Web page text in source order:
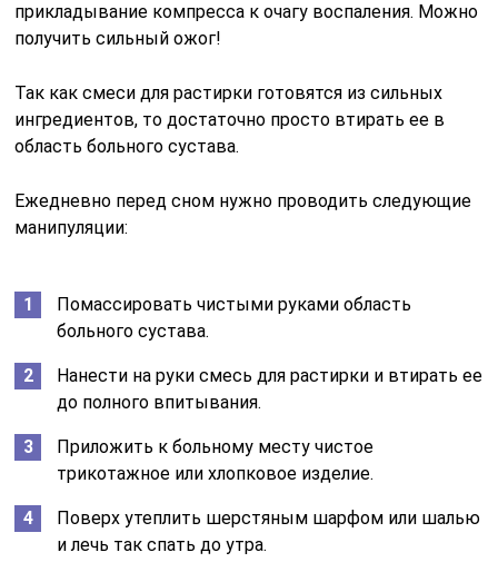
прикладывание компресса к очагу воспаления. Можно
получить сильный ожог!
Так как смеси для растирки готовятся из сильных
ингредиентов, то достаточно просто втирать ее в
область больного сустава.
Ежедневно перед сном нужно проводить следующие
манипуляции:
Помассировать чистыми руками область
больного сустава.
Нанести на руки смесь для растирки и втирать ее
до полного впитывания.
Приложить к больному месту чистое
трикотажное или хлопковое изделие.
Поверх утеплить шерстяным шарфом или шалью
и лечь так спать до утра.